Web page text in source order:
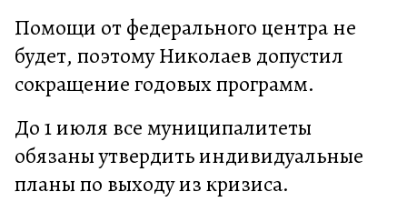
Помощи от федерального центра не
будет, поэтому Николаев допустил
сокращение годовых программ.
До 1 июля все муниципалитеты
обязаны утвердить индивидуальные
планы по выходу из кризиса.